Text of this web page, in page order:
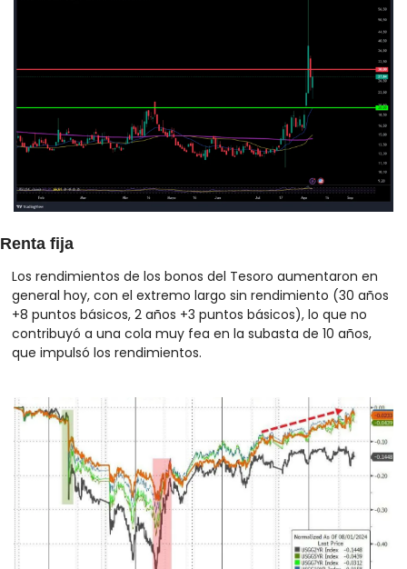
Renta fija
Los rendimientos de los bonos del Tesoro aumentaron en
general hoy, con el extremo largo sin rendimiento (30 años
+8 puntos básicos, 2 años +3 puntos básicos), lo que no
contribuyó a una cola muy fea en la subasta de 10 años,
que impulsó los rendimientos.